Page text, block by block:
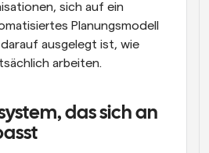
sich auf ein
Planungsmodell
ausgelegt ist, wie
arbeiten.
das sich an